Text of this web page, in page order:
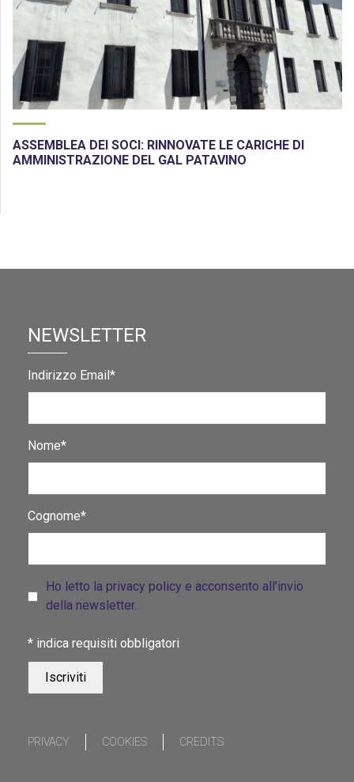
ASSEMBLEA DEI SOCI: RINNOVATE LE CARICHE DI
AMMINISTRAZIONE DEL GAL PATAVINO
NEWSLETTER
Indirizzo Email*
Nome*
Cognome*
Ho letto la privacy policy e acconsento all’invio
della newsletter.
* indica requisiti obbligatori
PRIVACY COOKIES CREDITS